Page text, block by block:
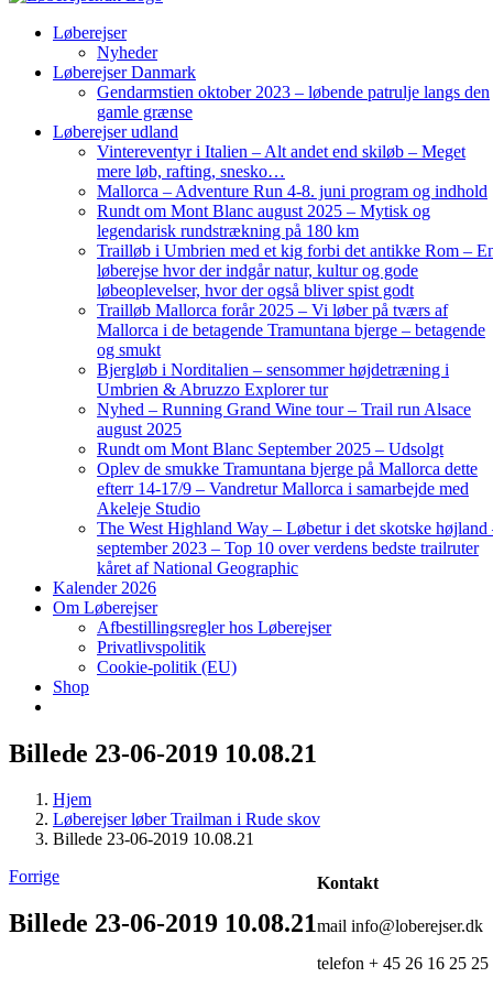
Løberejser
Nyheder
Løberejser Danmark
Gendarmstien oktober 2023 – løbende patrulje langs den
gamle grænse
Løberejser udland
Vintereventyr i Italien – Alt andet end skiløb – Meget
mere løb, rafting, snesko…
Mallorca – Adventure Run 4-8. juni program og indhold
Rundt om Mont Blanc august 2025 – Mytisk og
legendarisk rundstrækning på 180 km
Trailløb i Umbrien med et kig forbi det antikke Rom –
løberejse hvor der indgår natur, kultur og gode
løbeoplevelser, hvor der også bliver spist godt
Trailløb Mallorca forår 2025 – Vi løber på tværs af
Mallorca i de betagende Tramuntana bjerge – betagende
og smukt
Bjergløb i Norditalien – sensommer højdetræning i
Umbrien & Abruzzo Explorer tur
Nyhed – Running Grand Wine tour – Trail run Alsace
august 2025
Rundt om Mont Blanc September 2025 – Udsolgt
Oplev de smukke Tramuntana bjerge på Mallorca dette
efterr 14-17/9 – Vandretur Mallorca i samarbejde med
Akeleje Studio
The West Highland Way – Løbetur i det skotske højland
september 2023 – Top 10 over verdens bedste trailruter
kåret af National Geographic
Kalender 2026
Om Løberejser
Afbestillingsregler hos Løberejser
Privatlivspolitik
Cookie-politik (EU)
Shop
Billede 23-06-2019 10.08.21
Hjem
Løberejser løber Trailman i Rude skov
Billede 23-06-2019 10.08.21
Forrige
Billede 23-06-2019 10.08.21
Kontakt
mail info@loberejser.dk
telefon + 45 26 16 25 25